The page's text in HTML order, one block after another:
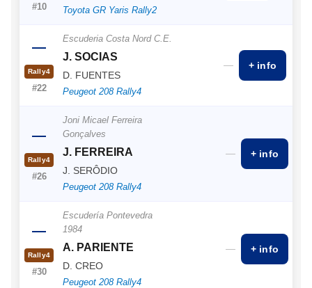
#10 Toyota GR Yaris Rally2
—
Rally4
#22
Escuderia Costa Nord C.E.
J. SOCIAS
D. FUENTES
Peugeot 208 Rally4
— + info
—
Rally4
#26
Joni Micael Ferreira
Gonçalves
J. FERREIRA
J. SERÔDIO
Peugeot 208 Rally4
— + info
—
Rally4
#30
Escudería Pontevedra
1984
A. PARIENTE
D. CREO
Peugeot 208 Rally4
— + info